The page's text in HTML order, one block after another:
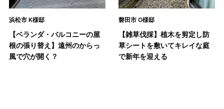
浜松市 K様邸
【ベランダ・バルコニーの屋
根の張り替え】遠州のからっ
風で穴が開く？
磐田市 O様邸
【雑草伐採】植木を剪定し防
草シートを敷いてキレイな庭
で新年を迎える